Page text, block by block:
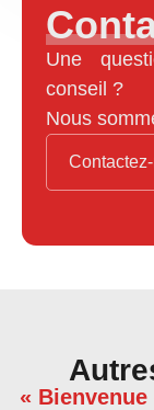
Une
conseil ?
Nous
«